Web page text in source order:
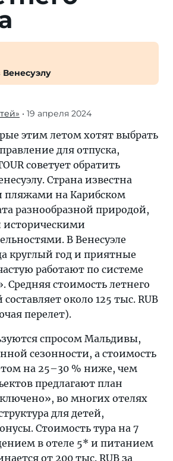
Венесуэлу
• 19 апреля 2024
этим летом хотят выбрать
для отпуска,
советует обратить
Страна известна
на Карибском
разнообразной природой,
В Венесуэле
круглый год и приятные
работают по системе
Средняя стоимость летнего
составляет около 125 тыс. RUB
перелет).
спросом Мальдивы,
сезонности, а стоимость
на 25–30 % ниже, чем
предлагают план
во многих отелях
для детей,
Стоимость тура на 7
в отеле 5* и питанием
от 200 тыс. RUB за